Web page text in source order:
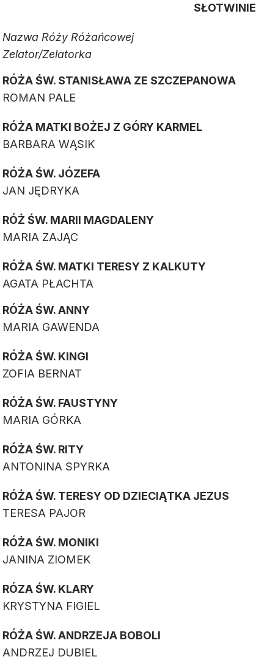
SŁOTWINIE
Nazwa Róży Różańcowej
Zelator/Zelatorka
RÓŻA ŚW. STANISŁAWA ZE SZCZEPANOWA
ROMAN PALE
RÓŻA MATKI BOŻEJ Z GÓRY KARMEL
BARBARA WĄSIK
RÓŻA ŚW. JÓZEFA
JAN JĘDRYKA
RÓŻ ŚW. MARII MAGDALENY
MARIA ZAJĄC
RÓŻA ŚW. MATKI TERESY Z KALKUTY
AGATA PŁACHTA
RÓŻA ŚW. ANNY
MARIA GAWENDA
RÓŻA ŚW. KINGI
ZOFIA BERNAT
RÓŻA ŚW. FAUSTYNY
MARIA GÓRKA
RÓŻA ŚW. RITY
ANTONINA SPYRKA
RÓŻA ŚW. TERESY OD DZIECIĄTKA JEZUS
TERESA PAJOR
RÓŻA ŚW. MONIKI
JANINA ZIOMEK
RÓZA ŚW. KLARY
KRYSTYNA FIGIEL
RÓŻA ŚW. ANDRZEJA BOBOLI
ANDRZEJ DUBIEL